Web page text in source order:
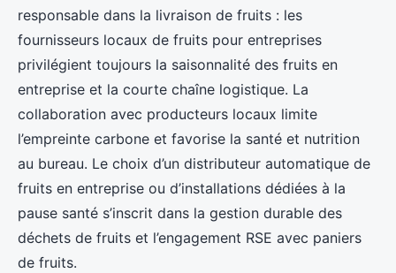
responsable dans la livraison de fruits : les
fournisseurs locaux de fruits pour entreprises
privilégient toujours la saisonnalité des fruits en
entreprise et la courte chaîne logistique. La
collaboration avec producteurs locaux limite
l’empreinte carbone et favorise la santé et nutrition
au bureau. Le choix d’un distributeur automatique de
fruits en entreprise ou d’installations dédiées à la
pause santé s’inscrit dans la gestion durable des
déchets de fruits et l’engagement RSE avec paniers
de fruits.